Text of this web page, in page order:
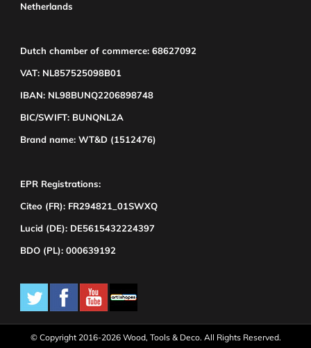
Netherlands
Dutch chamber of commerce: 68627092
VAT: NL857525098B01
IBAN: NL98BUNQ2206898748
BIC/SWIFT: BUNQNL2A
Brand name: WT&D (1512476)
EPR Registrations:
Citeo (FR): FR294821_01SWXQ
Lucid (DE): DE5615432224397
BDO (PL): 000639192
© Copyright 2016-2026 Wood, Tools & Deco. All Rights Reserved.